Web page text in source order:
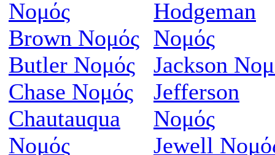
Νομός
Brown Νομός
Butler Νομός
Chase Νομός
Chautauqua
Νομός
Hodgeman
Νομός
Jackson
Jefferson
Νομός
Jewell